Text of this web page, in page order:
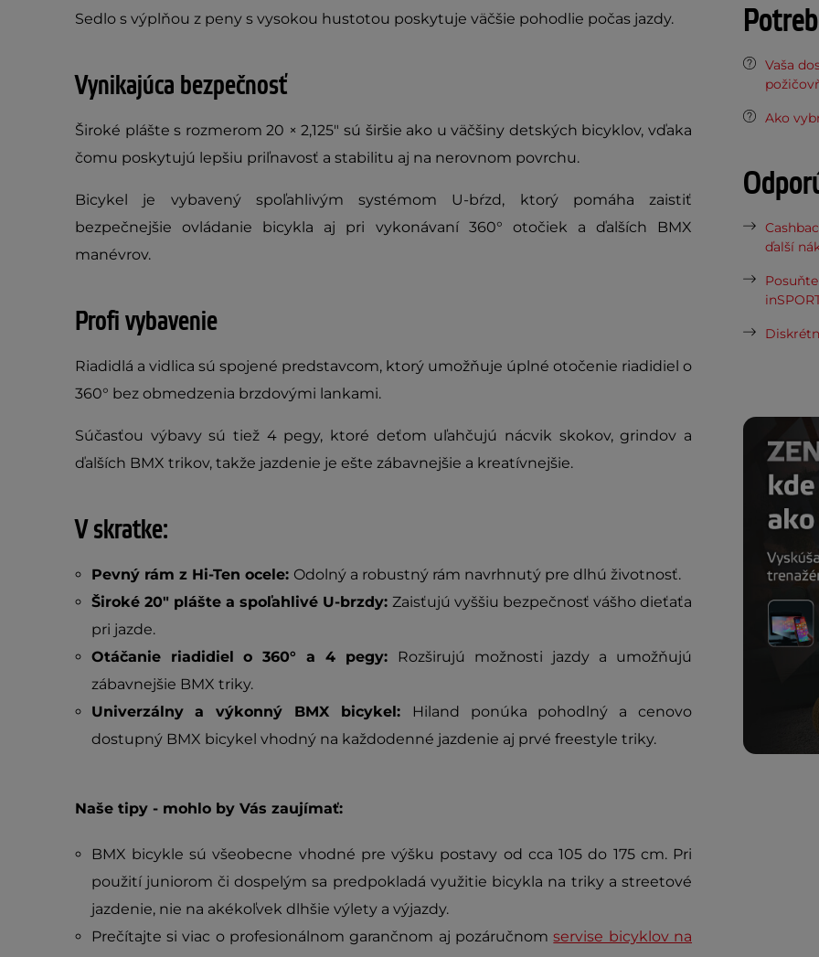
Sedlo s výplňou z peny s vysokou hustotou poskytuje väčšie pohodlie počas jazdy.
Vynikajúca bezpečnosť
Široké plášte s rozmerom 20 × 2,125" sú širšie ako u väčšiny detských bicyklov, vďaka
čomu poskytujú lepšiu priľnavosť a stabilitu aj na nerovnom povrchu.
Bicykel je vybavený spoľahlivým systémom U-bŕzd, ktorý pomáha zaistiť
bezpečnejšie ovládanie bicykla aj pri vykonávaní 360° otočiek a ďalších BMX
manévrov.
Profi vybavenie
Riadidlá a vidlica sú spojené predstavcom, ktorý umožňuje úplné otočenie riadidiel o
360° bez obmedzenia brzdovými lankami.
Súčasťou výbavy sú tiež 4 pegy, ktoré deťom uľahčujú nácvik skokov, grindov a
ďalších BMX trikov, takže jazdenie je ešte zábavnejšie a kreatívnejšie.
V skratke:
Pevný rám z Hi-Ten ocele: Odolný a robustný rám navrhnutý pre dlhú životnosť.
Široké 20" plášte a spoľahlivé U-brzdy: Zaisťujú vyššiu bezpečnosť vášho dieťaťa
pri jazde.
Otáčanie riadidiel o 360° a 4 pegy: Rozširujú možnosti jazdy a umožňujú
zábavnejšie BMX triky.
Univerzálny a výkonný BMX bicykel:
Hiland ponúka pohodlný a cenovo
dostupný BMX bicykel vhodný na každodenné jazdenie aj prvé freestyle triky.
Naše tipy - mohlo by Vás zaujímať:
BMX bicykle sú všeobecne vhodné pre výšku postavy od cca 105 do 175 cm. Pri
použití juniorom či dospelým sa predpokladá využitie bicykla na triky a streetové
jazdenie, nie na akékoľvek dlhšie výlety a výjazdy.
Prečítajte si viac o profesionálnom garančnom aj pozáručnomservise bicyklov na
Vaša
Ako
ďalší